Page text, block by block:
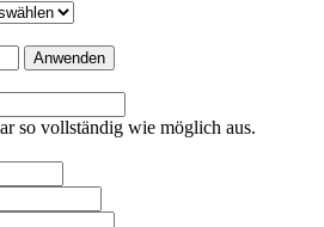
Anwenden
so vollständig wie möglich aus.